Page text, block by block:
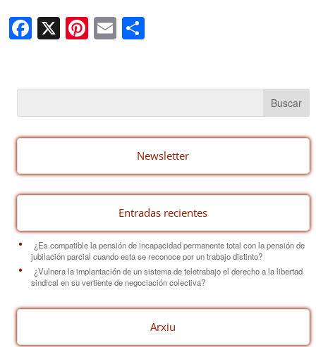
F
a
e
b
o
k
X Pi
nt
e
st
E
m
C
p
ar
tir
Newsletter
Entradas recientes
¿Es compatible la pensión de incapacidad permanente total con la pensión de
jubilación parcial cuando esta se reconoce por un trabajo distinto?
¿Vulnera la implantación de un sistema de teletrabajo el derecho a la libertad
sindical en su vertiente de negociación colectiva?
Arxiu